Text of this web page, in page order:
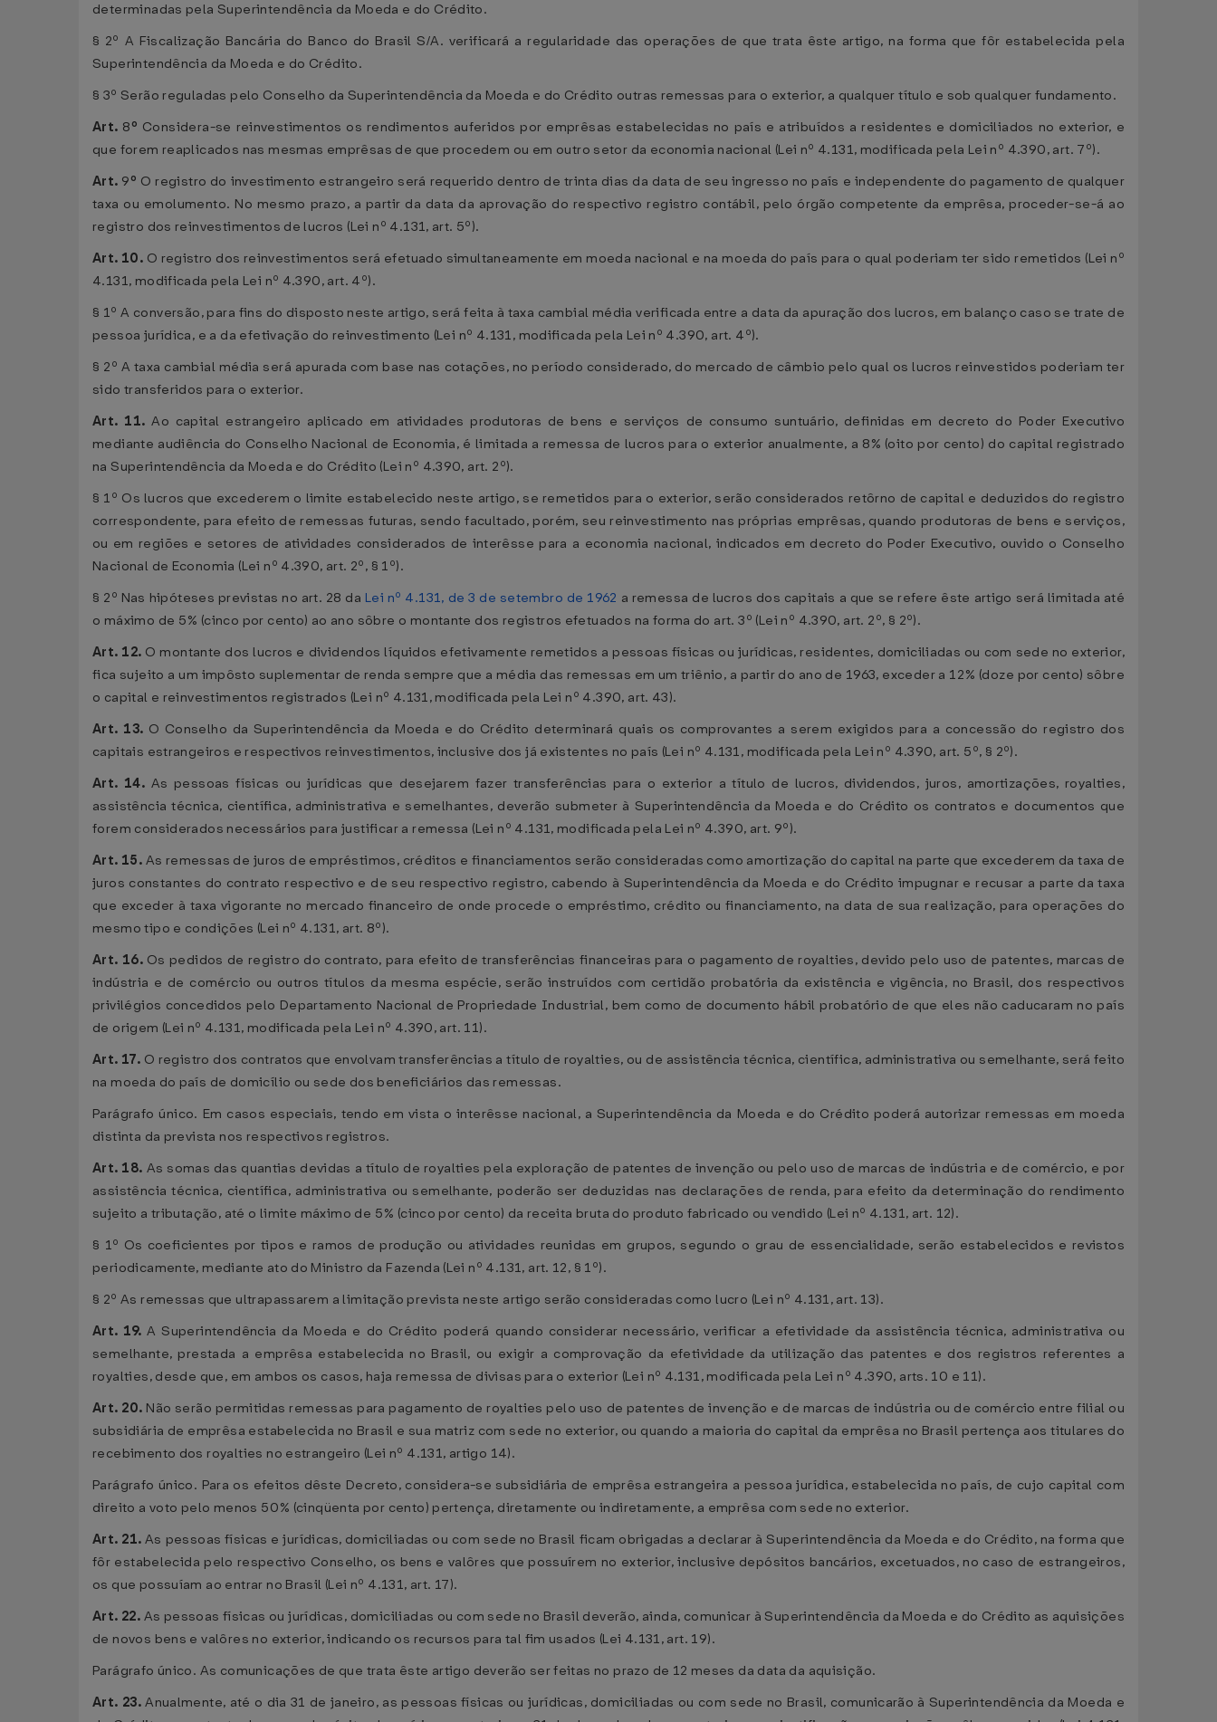
determinadas pela Superintendência da Moeda e do Crédito.
§ 2º A Fiscalização Bancária do Banco do Brasil S/A. verificará a regularidade das operações de que trata êste artigo, na forma que fôr estabelecida pela
Superintendência da Moeda e do Crédito.
§ 3º Serão reguladas pelo Conselho da Superintendência da Moeda e do Crédito outras remessas para o exterior, a qualquer título e sob qualquer fundamento.
Art. 8º Considera-se reinvestimentos os rendimentos auferidos por emprêsas estabelecidas no país e atribuídos a residentes e domiciliados no exterior, e
que forem reaplicados nas mesmas emprêsas de que procedem ou em outro setor da economia nacional (Lei nº 4.131, modificada pela Lei nº 4.390, art. 7º).
Art. 9º O registro do investimento estrangeiro será requerido dentro de trinta dias da data de seu ingresso no país e independente do pagamento de qualquer
taxa ou emolumento. No mesmo prazo, a partir da data da aprovação do respectivo registro contábil, pelo órgão competente da emprêsa, proceder-se-á ao
registro dos reinvestimentos de lucros (Lei nº 4.131, art. 5º).
Art. 10. O registro dos reinvestimentos será efetuado simultaneamente em moeda nacional e na moeda do país para o qual poderiam ter sido remetidos (Lei nº
4.131, modificada pela Lei nº 4.390, art. 4º).
§ 1º A conversão, para fins do disposto neste artigo, será feita à taxa cambial média verificada entre a data da apuração dos lucros, em balanço caso se trate de
pessoa jurídica, e a da efetivação do reinvestimento (Lei nº 4.131, modificada pela Lei nº 4.390, art. 4º).
§ 2º A taxa cambial média será apurada com base nas cotações, no período considerado, do mercado de câmbio pelo qual os lucros reinvestidos poderiam ter
sido transferidos para o exterior.
Art. 11.Ao capital estrangeiro aplicado em atividades produtoras de bens e serviços de consumo suntuário, definidas em decreto do Poder Executivo
mediante audiência do Conselho Nacional de Economia, é limitada a remessa de lucros para o exterior anualmente, a 8% (oito por cento) do capital registrado
na Superintendência da Moeda e do Crédito (Lei nº 4.390, art. 2º).
§ 1º Os lucros que excederem o limite estabelecido neste artigo, se remetidos para o exterior, serão considerados retôrno de capital e deduzidos do registro
correspondente, para efeito de remessas futuras, sendo facultado, porém, seu reinvestimento nas próprias emprêsas, quando produtoras de bens e serviços,
ou em regiões e setores de atividades considerados de interêsse para a economia nacional, indicados em decreto do Poder Executivo, ouvido o Conselho
Nacional de Economia (Lei nº 4.390, art. 2º, § 1º).
§ 2º Nas hipóteses previstas no art. 28 da Lei nº 4.131, de 3 de setembro de 1962 a remessa de lucros dos capitais a que se refere êste artigo será limitada até
o máximo de 5% (cinco por cento) ao ano sôbre o montante dos registros efetuados na forma do art. 3º (Lei nº 4.390, art. 2º, § 2º).
Art. 12. O montante dos lucros e dividendos líquidos efetivamente remetidos a pessoas físicas ou jurídicas, residentes, domiciliadas ou com sede no exterior,
fica sujeito a um impôsto suplementar de renda sempre que a média das remessas em um triênio, a partir do ano de 1963, exceder a 12% (doze por cento) sôbre
o capital e reinvestimentos registrados (Lei nº 4.131, modificada pela Lei nº 4.390, art. 43).
Art. 13. O Conselho da Superintendência da Moeda e do Crédito determinará quais os comprovantes a serem exigidos para a concessão do registro dos
capitais estrangeiros e respectivos reinvestimentos, inclusive dos já existentes no país (Lei nº 4.131, modificada pela Lei nº 4.390, art. 5º, § 2º).
Art. 14. As pessoas físicas ou jurídicas que desejarem fazer transferências para o exterior a título de lucros, dividendos, juros, amortizações, royalties,
assistência técnica, científica, administrativa e semelhantes, deverão submeter à Superintendência da Moeda e do Crédito os contratos e documentos que
forem considerados necessários para justificar a remessa (Lei nº 4.131, modificada pela Lei nº 4.390, art. 9º).
Art. 15. As remessas de juros de empréstimos, créditos e financiamentos serão consideradas como amortização do capital na parte que excederem da taxa de
juros constantes do contrato respectivo e de seu respectivo registro, cabendo à Superintendência da Moeda e do Crédito impugnar e recusar a parte da taxa
que exceder à taxa vigorante no mercado financeiro de onde procede o empréstimo, crédito ou financiamento, na data de sua realização, para operações do
mesmo tipo e condições (Lei nº 4.131, art. 8º).
Art. 16. Os pedidos de registro do contrato, para efeito de transferências financeiras para o pagamento de royalties, devido pelo uso de patentes, marcas de
indústria e de comércio ou outros títulos da mesma espécie, serão instruídos com certidão probatória da existência e vigência, no Brasil, dos respectivos
privilégios concedidos pelo Departamento Nacional de Propriedade Industrial, bem como de documento hábil probatório de que eles não caducaram no país
de origem (Lei nº 4.131, modificada pela Lei nº 4.390, art. 11).
Art. 17. O registro dos contratos que envolvam transferências a título de royalties, ou de assistência técnica, científica, administrativa ou semelhante, será feito
na moeda do país de domicílio ou sede dos beneficiários das remessas.
Parágrafo único. Em casos especiais, tendo em vista o interêsse nacional, a Superintendência da Moeda e do Crédito poderá autorizar remessas em moeda
distinta da prevista nos respectivos registros.
Art. 18. As somas das quantias devidas a título de royalties pela exploração de patentes de invenção ou pelo uso de marcas de indústria e de comércio, e por
assistência técnica, científica, administrativa ou semelhante, poderão ser deduzidas nas declarações de renda, para efeito da determinação do rendimento
sujeito a tributação, até o limite máximo de 5% (cinco por cento) da receita bruta do produto fabricado ou vendido (Lei nº 4.131, art. 12).
§ 1º Os coeficientes por tipos e ramos de produção ou atividades reunidas em grupos, segundo o grau de essencialidade, serão estabelecidos e revistos
periodicamente, mediante ato do Ministro da Fazenda (Lei nº 4.131, art. 12, § 1º).
§ 2º As remessas que ultrapassarem a limitação prevista neste artigo serão consideradas como lucro (Lei nº 4.131, art. 13).
Art. 19.A Superintendência da Moeda e do Crédito poderá quando considerar necessário, verificar a efetividade da assistência técnica, administrativa ou
semelhante, prestada a emprêsa estabelecida no Brasil, ou exigir a comprovação da efetividade da utilização das patentes e dos registros referentes a
royalties, desde que, em ambos os casos, haja remessa de divisas para o exterior (Lei nº 4.131, modificada pela Lei nº 4.390, arts. 10 e 11).
Art. 20. Não serão permitidas remessas para pagamento de royalties pelo uso de patentes de invenção e de marcas de indústria ou de comércio entre filial ou
subsidiária de emprêsa estabelecida no Brasil e sua matriz com sede no exterior, ou quando a maioria do capital da emprêsa no Brasil pertença aos titulares do
recebimento dos royalties no estrangeiro (Lei nº 4.131, artigo 14).
Parágrafo único. Para os efeitos dêste Decreto, considera-se subsidiária de emprêsa estrangeira a pessoa jurídica, estabelecida no país, de cujo capital com
direito a voto pelo menos 50% (cinqüenta por cento) pertença, diretamente ou indiretamente, a emprêsa com sede no exterior.
Art. 21.As pessoas físicas e jurídicas, domiciliadas ou com sede no Brasil ficam obrigadas a declarar à Superintendência da Moeda e do Crédito, na forma que
fôr estabelecida pelo respectivo Conselho, os bens e valôres que possuírem no exterior, inclusive depósitos bancários, excetuados, no caso de estrangeiros,
os que possuíam ao entrar no Brasil (Lei nº 4.131, art. 17).
Art. 22. As pessoas físicas ou jurídicas, domiciliadas ou com sede no Brasil deverão, ainda, comunicar à Superintendência da Moeda e do Crédito as aquisições
de novos bens e valôres no exterior, indicando os recursos para tal fim usados (Lei 4.131, art. 19).
Parágrafo único. As comunicações de que trata êste artigo deverão ser feitas no prazo de 12 meses da data da aquisição.
Art. 23.Anualmente, até o dia 31 de janeiro, as pessoas físicas ou jurídicas, domiciliadas ou com sede no Brasil, comunicarão à Superintendência da Moeda e